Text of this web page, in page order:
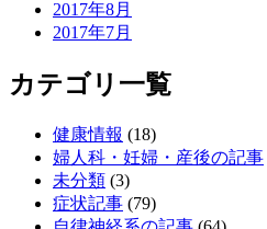
2017年8月
2017年7月
カテゴリ一覧
健康情報 (18)
婦人科・妊婦・産後の記事
未分類 (3)
症状記事 (79)